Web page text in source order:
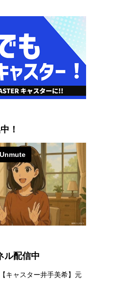
！
ル配信中
【キャスター井手美希】元